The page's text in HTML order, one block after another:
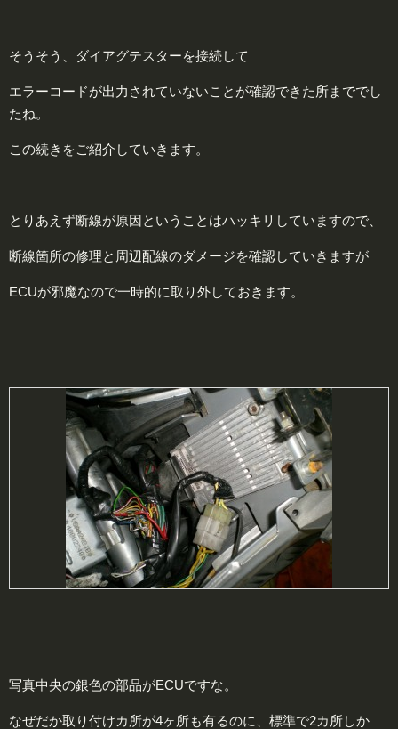
そうそう、ダイアグテスターを接続して
エラーコードが出力されていないことが確認できた所まででし
たね。
この続きをご紹介していきます。
とりあえず断線が原因ということはハッキリしていますので、
断線箇所の修理と周辺配線のダメージを確認していきますが
ECUが邪魔なので一時的に取り外しておきます。
写真中央の銀色の部品がECUですな。
なぜだか取り付けカ所が4ヶ所も有るのに、標準で2カ所しか